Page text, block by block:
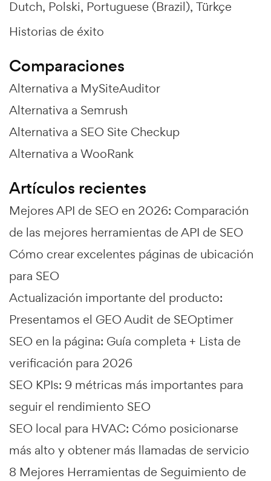
Dutch Polski Portuguese (Brazil) Türkçe
Historias de éxito
Comparaciones
Alternativa a MySiteAuditor
Alternativa a Semrush
Alternativa a SEO Site Checkup
Alternativa a WooRank
Artículos recientes
Mejores API de SEO en 2026: Comparación
de las mejores herramientas de API de SEO
Cómo crear excelentes páginas de ubicación
para SEO
Actualización importante del producto:
Presentamos el GEO Audit de SEOptimer
SEO en la página: Guía completa + Lista de
verificación para 2026
SEO KPIs: 9 métricas más importantes para
seguir el rendimiento SEO
SEO local para HVAC: Cómo posicionarse
más alto y obtener más llamadas de servicio
8 Mejores Herramientas de Seguimiento de